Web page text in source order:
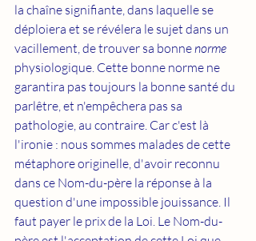
la chaîne signifiante, dans laquelle se
déploiera et se révélera le sujet dans un
vacillement, de trouver sa bonne norme
physiologique. Cette bonne norme ne
garantira pas toujours la bonne santé du
parlêtre, et n'empêchera pas sa
pathologie, au contraire. Car c'est là
l'ironie : nous sommes malades de cette
métaphore originelle, d'avoir reconnu
dans ce Nom-du-père la réponse à la
question d'une impossible jouissance. Il
faut payer le prix de la Loi. Le Nom-du-